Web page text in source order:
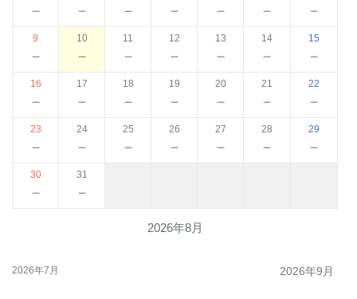
2026年8月
－ － － － － － －
9
－
10
－
11
－
12
－
13
－
14
－
15
－
16
－
17
－
18
－
19
－
20
－
21
－
22
－
23
－
24
－
25
－
26
－
27
－
28
－
29
－
30
－
31
－
2026年7月 2026年9月